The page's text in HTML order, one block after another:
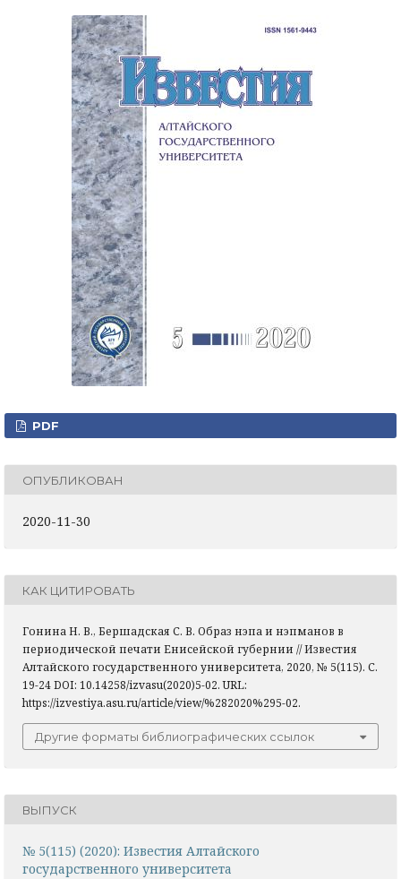
PDF
ОПУБЛИКОВАН
2020-11-30
КАК ЦИТИРОВАТЬ
Гонина Н. В., Бершадская С. В. Образ нэпа и нэпманов в
периодической печати Енисейской губернии // Известия
Алтайского государственного университета, 2020, № 5(115). С.
19-24 DOI: 10.14258/izvasu(2020)5-02. URL:
https://izvestiya.asu.ru/article/view/%282020%295-02.
Другие форматы библиографических ссылок
ВЫПУСК
№ 5(115) (2020): Известия Алтайского
государственного университета